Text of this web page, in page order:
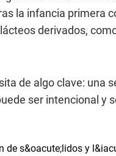
la infancia primera
derivados,
de algo clave: una
ser intencional y